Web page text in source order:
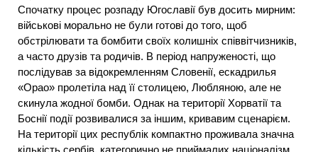
Спочатку процес розпаду Югославії був досить мирним:
військові морально не були готові до того, щоб
обстрілювати та бомбити своїх колишніх співвітчизників,
а часто друзів та родичів. В період напруженості, що
послідував за відокремленням Словенії, ескадрилья
«Орао» пролетіла над її столицею, Любляною, але не
скинула жодної бомби. Однак на території Хорватії та
Боснії події розвивалися за іншим, кривавим сценарієм.
На території цих республік компактно проживала значна